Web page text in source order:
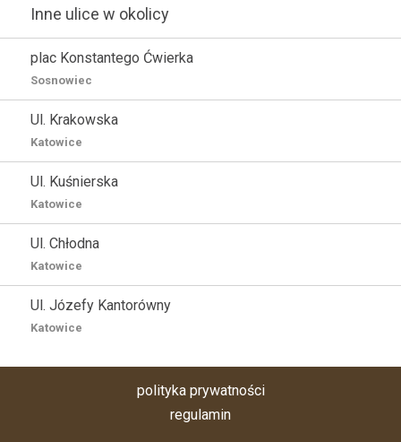
Inne ulice w okolicy
plac Konstantego Ćwierka
Sosnowiec
Ul. Krakowska
Katowice
Ul. Kuśnierska
Katowice
Ul. Chłodna
Katowice
Ul. Józefy Kantorówny
Katowice
polityka prywatności
regulamin